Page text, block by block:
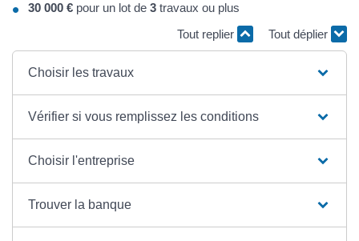
30 000 € pour un lot de 3 travaux ou plus
Tout replier
Tout déplier
Choisir les travaux
Vérifier si vous remplissez les conditions
Choisir l'entreprise
Trouver la banque